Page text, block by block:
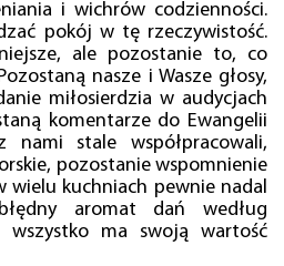
i wichrów codzienności.
pokój w tę rzeczywistość.
ale pozostanie to, co
nasze i Wasze głosy,
miłosierdzia w audycjach
komentarze do Ewangelii
nami stale współpracowali,
pozostanie wspomnienie
wielu kuchniach pewnie nadal
aromat dań według
wszystko ma swoją wartość